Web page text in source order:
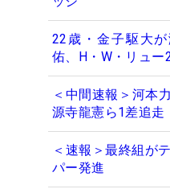
22歳・金子駆大
佑、H・W・リュー
＜中間速報＞河本
源寺龍憲ら1差追走
＜速報＞最終組が
パー発進